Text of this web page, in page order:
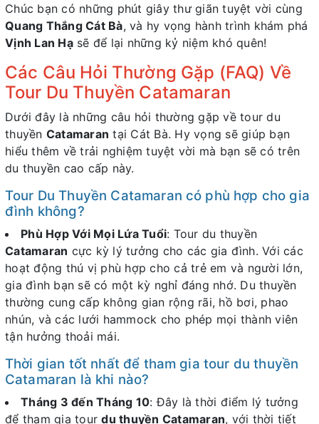
Chúc bạn có những phút giây thư giãn tuyệt vời cùng
Quang Thắng Cát Bà, và hy vọng hành trình khám phá
Vịnh Lan Hạsẽ để lại những kỷ niệm khó quên!
Các Câu Hỏi Thường Gặp (FAQ) Về
Tour Du Thuyền Catamaran
Dưới đây là những câu hỏi thường gặp về tour du
thuyền Catamaran tại Cát Bà. Hy vọng sẽ giúp bạn
hiểu thêm về trải nghiệm tuyệt vời mà bạn sẽ có trên
du thuyền cao cấp này.
Tour Du Thuyền Catamaran có phù hợp cho gia
đình không?
Phù Hợp Với Mọi Lứa Tuổi: Tour du thuyền
Catamaran cực kỳ lý tưởng cho các gia đình. Với các
hoạt động thú vị phù hợp cho cả trẻ em và người lớn,
gia đình bạn sẽ có một kỳ nghỉ đáng nhớ. Du thuyền
thường cung cấp không gian rộng rãi, hồ bơi, phao
nhún, và các lưới hammock cho phép mọi thành viên
tận hưởng thoải mái.
Thời gian tốt nhất để tham gia tour du thuyền
Catamaran là khi nào?
Tháng 3 đến Tháng 10: Đây là thời điểm lý tưởng
để tham gia tourdu thuyền Catamaran, với thời tiết